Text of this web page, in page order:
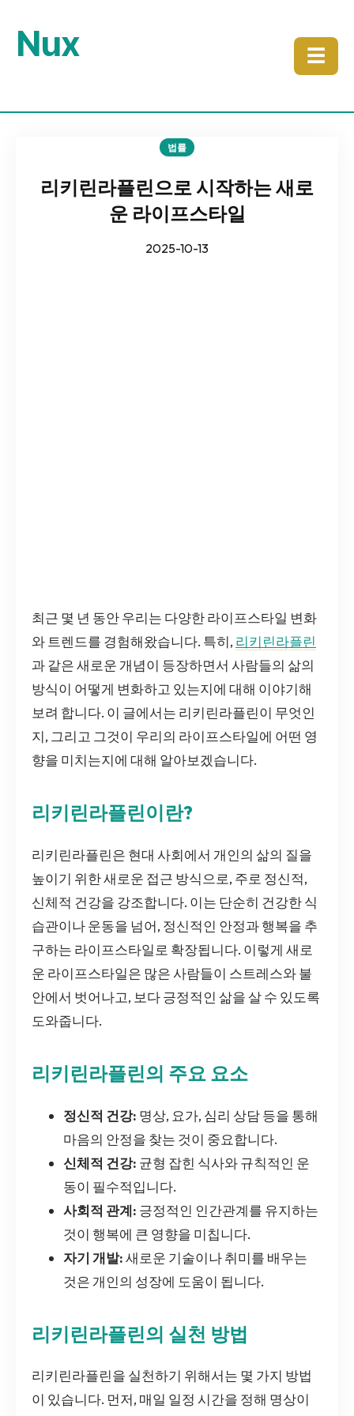
Nux ☰
법률
리키린라플린으로 시작하는 새로
운 라이프스타일
2025-10-13
최근 몇 년 동안 우리는 다양한 라이프스타일 변화
와 트렌드를 경험해왔습니다. 특히, 리키린라플린
과 같은 새로운 개념이 등장하면서 사람들의 삶의
방식이 어떻게 변화하고 있는지에 대해 이야기해
보려 합니다. 이 글에서는 리키린라플린이 무엇인
지, 그리고 그것이 우리의 라이프스타일에 어떤 영
향을 미치는지에 대해 알아보겠습니다.
리키린라플린이란?
리키린라플린은 현대 사회에서 개인의 삶의 질을
높이기 위한 새로운 접근 방식으로, 주로 정신적,
신체적 건강을 강조합니다. 이는 단순히 건강한 식
습관이나 운동을 넘어, 정신적인 안정과 행복을 추
구하는 라이프스타일로 확장됩니다. 이렇게 새로
운 라이프스타일은 많은 사람들이 스트레스와 불
안에서 벗어나고, 보다 긍정적인 삶을 살 수 있도록
도와줍니다.
리키린라플린의 주요 요소
정신적 건강: 명상, 요가, 심리 상담 등을 통해
마음의 안정을 찾는 것이 중요합니다.
신체적 건강: 균형 잡힌 식사와 규칙적인 운
동이 필수적입니다.
사회적 관계: 긍정적인 인간관계를 유지하는
것이 행복에 큰 영향을 미칩니다.
자기 개발:새로운 기술이나 취미를 배우는
것은 개인의 성장에 도움이 됩니다.
리키린라플린의 실천 방법
리키린라플린을 실천하기 위해서는 몇 가지 방법
이 있습니다. 먼저, 매일 일정 시간을 정해 명상이